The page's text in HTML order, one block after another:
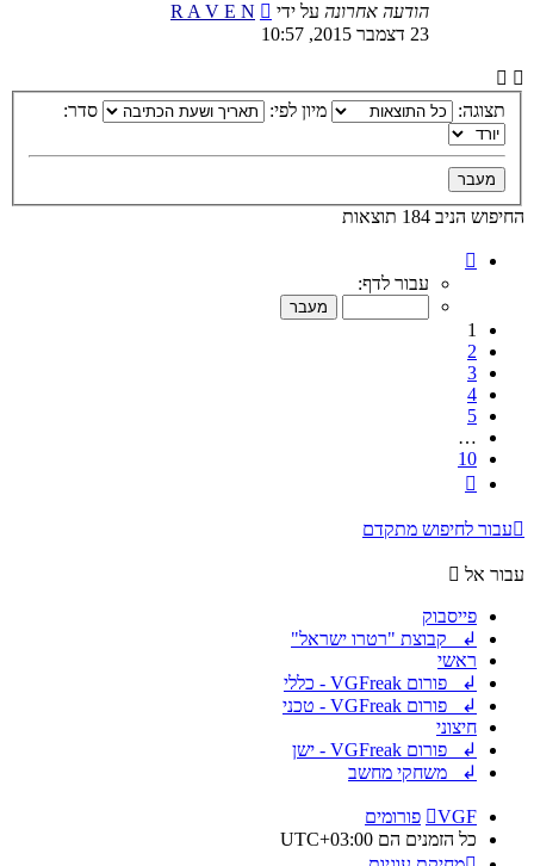
הודעה אחרונה על ידי
R A V E N
23 דצמבר 2015, 10:57
תצוגה: מיון לפי: סדר:
החיפוש הניב 184 תוצאות
מתוך
עבור לדף:
1
2
3
4
5
…
10
עבור לחיפוש מתקדם
עבור אל
פייסבוק
↲ קבוצת "רטרו ישראל"
ראשי
↲ פורום VGFreak - כללי
↲ פורום VGFreak - טכני
חיצוני
↲ פורום VGFreak - ישן
↲ משחקי מחשב
VGF
פורומים
כל הזמנים הם UTC+03:00